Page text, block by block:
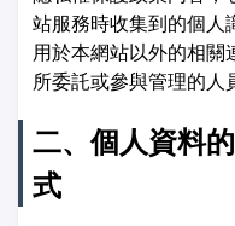
站服務時收集到的個人
用於本網站以外的相關
所委託或參與管理的人
二、個人資料
式